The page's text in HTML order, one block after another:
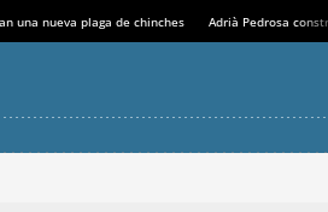
una nueva plaga de chinches Adrià Pedrosa